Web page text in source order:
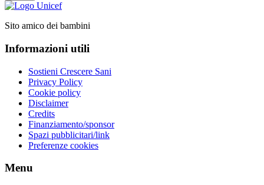
Sito amico dei bambini
Informazioni utili
Sostieni Crescere Sani
Privacy Policy
Cookie policy
Disclaimer
Credits
Finanziamento/sponsor
Spazi pubblicitari/link
Preferenze cookies
Menu